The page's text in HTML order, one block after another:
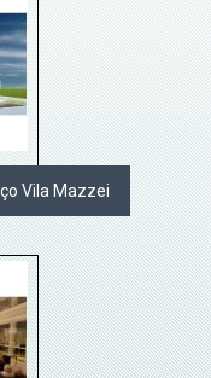
Vila Mazzei